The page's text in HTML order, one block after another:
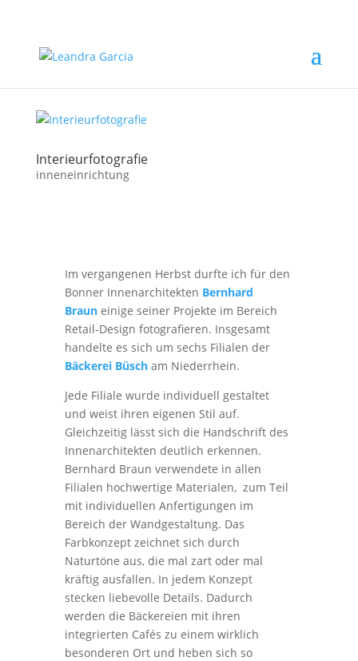
Interieurfotografie
inneneinrichtung
Im vergangenen Herbst durfte ich für den
Bonner Innenarchitekten Bernhard
Brauneinige seiner Projekte im Bereich
Retail-Design fotografieren. Insgesamt
handelte es sich um sechs Filialen der
Bäckerei Büscham Niederrhein.
Jede Filiale wurde individuell gestaltet
und weist ihren eigenen Stil auf.
Gleichzeitig lässt sich die Handschrift des
Innenarchitekten deutlich erkennen.
Bernhard Braun verwendete in allen
Filialen hochwertige Materialen, zum Teil
mit individuellen Anfertigungen im
Bereich der Wandgestaltung. Das
Farbkonzept zeichnet sich durch
Naturtöne aus, die mal zart oder mal
kräftig ausfallen. In jedem Konzept
stecken liebevolle Details. Dadurch
werden die Bäckereien mit ihren
integrierten Cafés zu einem wirklich
besonderen Ort und heben sich so